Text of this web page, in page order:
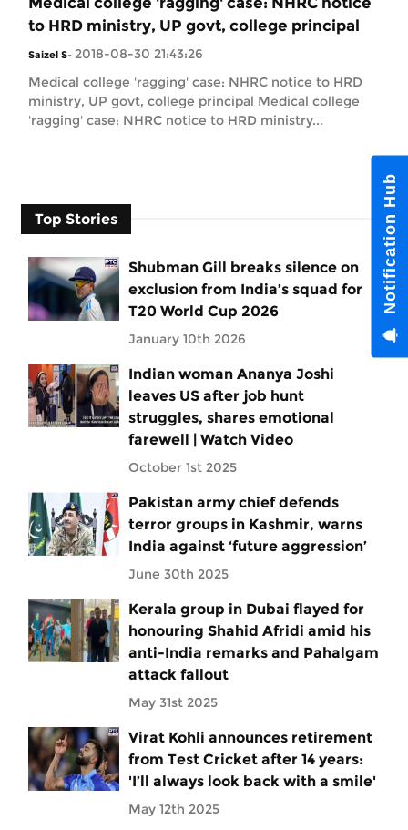
to HRD ministry, UP govt, college principal
Saizel S- 2018-08-30 21:43:26
Medical college 'ragging' case: NHRC notice to HRD
ministry, UP govt, college principal Medical college
'ragging' case: NHRC notice to HRD ministry...
Top Stories
Shubman Gill breaks silence on
exclusion from India’s squad for
T20 World Cup 2026
January 10th 2026
Indian woman Ananya Joshi
leaves US after job hunt
struggles, shares emotional
farewell | Watch Video
October 1st 2025
Pakistan army chief defends
terror groups in Kashmir, warns
India against ‘future aggression’
June 30th 2025
Kerala group in Dubai flayed for
honouring Shahid Afridi amid his
anti-India remarks and Pahalgam
attack fallout
May 31st 2025
Virat Kohli announces retirement
from Test Cricket after 14 years:
'I’ll always look back with a smile'
May 12th 2025
Notification Hub